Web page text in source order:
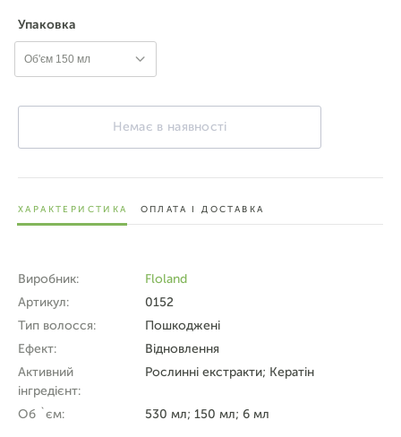
Упаковка
Об'єм 150 мл
Немає в наявності
ХАРАКТЕРИСТИКА ОПЛАТА І ДОСТАВКА
Виробник:
Floland
Артикул:
0152
Тип волосся:
Пошкоджені
Ефект:
Відновлення
Активний
інгредієнт:
Рослинні екстракти; Кератін
Об `єм: 530 мл; 150 мл; 6 мл